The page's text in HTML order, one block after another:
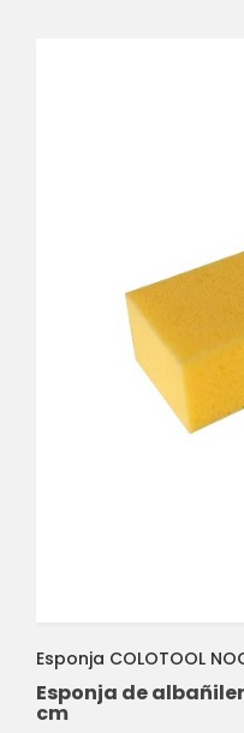
Esponja COLOTOOL
Esponja de
cm